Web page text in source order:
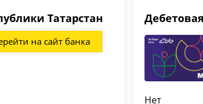
Татарстан
на сайт банка
Нет